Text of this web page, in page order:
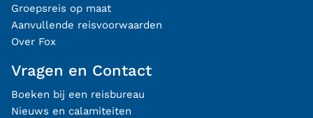
Groepsreis op maat
Aanvullende reisvoorwaarden
Over Fox
Vragen en Contact
Boeken bij een reisbureau
Nieuws en calamiteiten